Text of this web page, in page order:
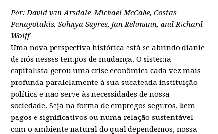
Por: David van Arsdale, Michael McCabe, Costas
Panayotakis, Sohnya Sayres, Jan Rehmann, and Richard
Wolff
Uma nova perspectiva histórica está se abrindo diante
de nós nesses tempos de mudança. O sistema
capitalista gerou uma crise econômica cada vez mais
profunda paralelamente à sua sucateada instituição
política e não serve às necessidades de nossa
sociedade. Seja na forma de empregos seguros, bem
pagos e significativos ou numa relação sustentável
com o ambiente natural do qual dependemos, nossa